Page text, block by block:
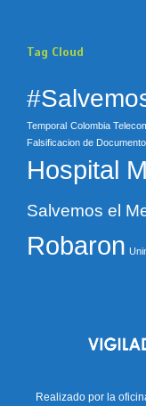
Tag Cloud
Temporal Colombia
Falsificacion de
Hospital
Salvemos el
Robaron
Realizado por la